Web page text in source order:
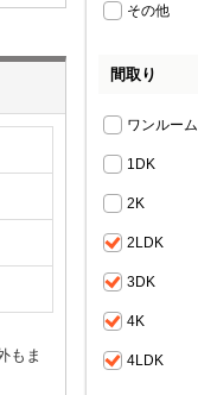
もま
その他
間取り
ワンルーム
1DK
2K
2LDK
3DK
4K
4LDK